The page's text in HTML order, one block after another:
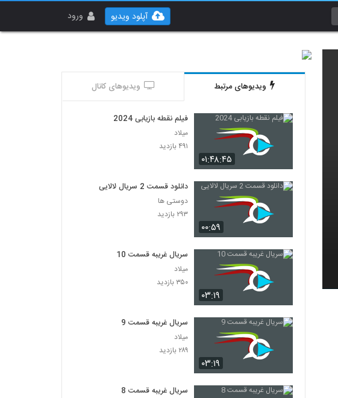
ورود آپلود ویدیو
ویدیوهای مرتبط ویدیوهای کانال
۰۱:۴۸:۴۵
فیلم نقطه بازیابی 2024
میلاد
۴۹۱ بازدید
۰۰:۵۹
دانلود قسمت 2 سریال لالایی
دوستی ها
۲۹۳ بازدید
۰۳:۱۹
سریال غریبه قسمت 10
میلاد
۳۵۰ بازدید
۰۳:۱۹
سریال غریبه قسمت 9
میلاد
۲۸۹ بازدید
سریال غریبه قسمت 8